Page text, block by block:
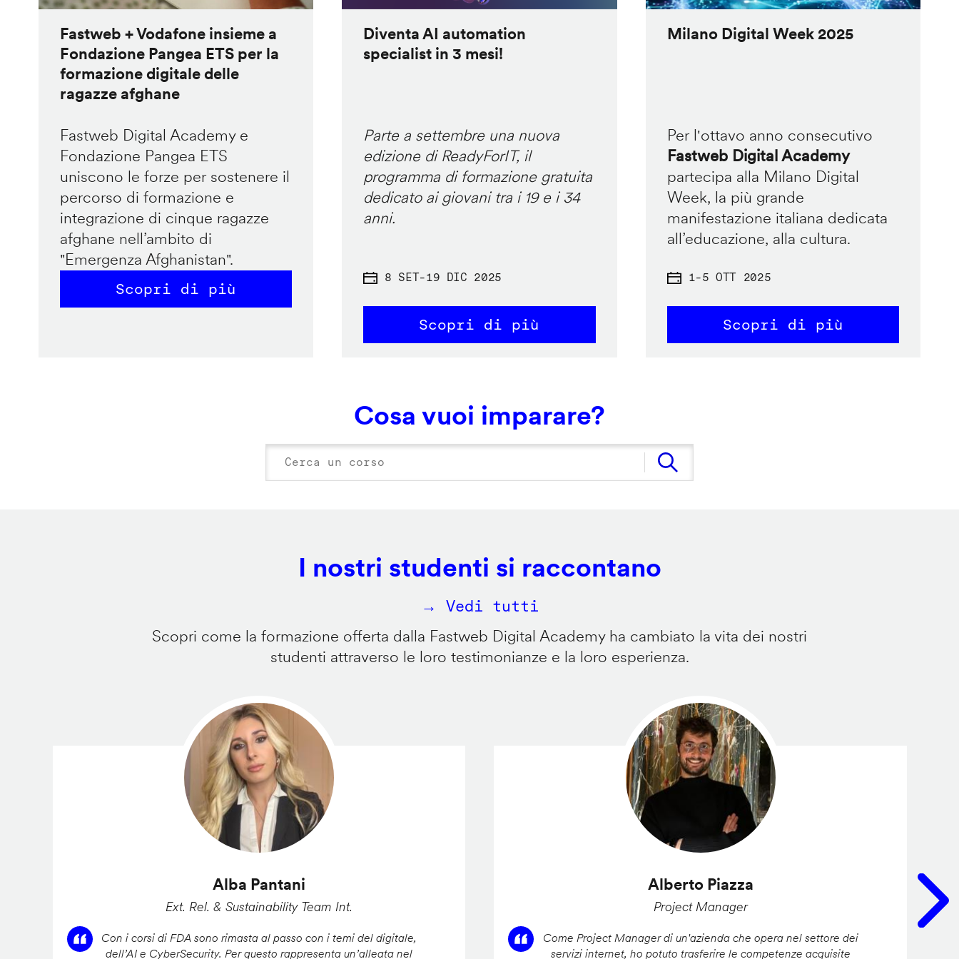
Fastweb + Vodafone insieme a
Fondazione Pangea ETS per la
formazione digitale delle
ragazze afghane
Fastweb Digital Academy e
Fondazione Pangea ETS
uniscono le forze per sostenere il
percorso di formazione e
integrazione di cinque ragazze
afghane nell’ambito di
"Emergenza Afghanistan".
Scopri di più
Diventa AI automation
specialist in 3 mesi!
Parte a settembre una nuova
edizione di ReadyForIT, il
programma di formazione gratuita
dedicato ai giovani tra i 19 e i 34
anni.
8 SET-19 DIC 2025
Scopri di più
Milano Digital Week 2025
Per l'ottavo anno consecutivo
Fastweb Digital Academy
partecipa alla Milano Digital
Week, la più grande
manifestazione italiana dedicata
all’educazione, alla cultura.
1-5 OTT 2025
Scopri di più
Cosa vuoi imparare?
I nostri studenti si raccontano
→ Vedi tutti
Scopri come la formazione offerta dalla Fastweb Digital Academy ha cambiato la vita dei nostri
studenti attraverso le loro testimonianze e la loro esperienza.
Alba Pantani
Ext. Rel. & Sustainability Team Int.
Con i corsi di FDA sono rimasta al passo con i temi del digitale,
dell’AI e CyberSecurity. Per questo rappresenta un’alleata nel
Alberto Piazza
Project Manager
Come Project Manager di un'azienda che opera nel settore dei
servizi internet, ho potuto trasferire le competenze acquisite